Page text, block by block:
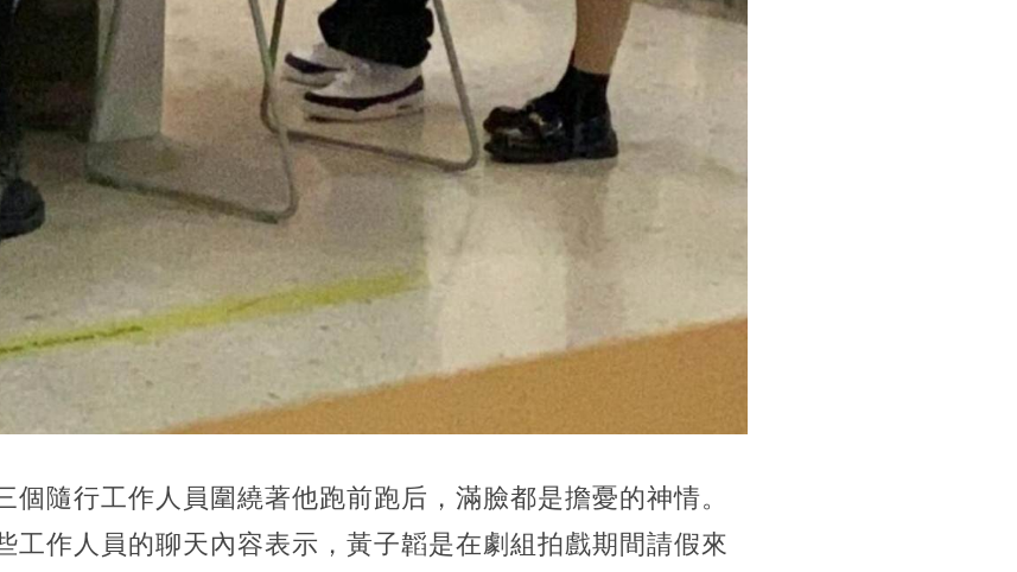
個隨行工作人員圍繞著他跑前跑后，滿臉都是擔憂的神情。
工作人員的聊天內容表示，黃子韜是在劇組拍戲期間請假來